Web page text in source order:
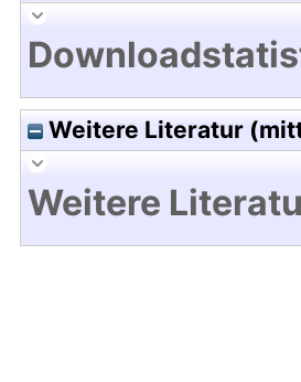
Weitere Literatur
Weitere